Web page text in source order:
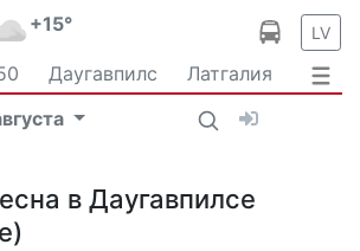
+15° LV
Даугавпилс
Латгалия
Происшествия
Спорт
в Даугавпилсе